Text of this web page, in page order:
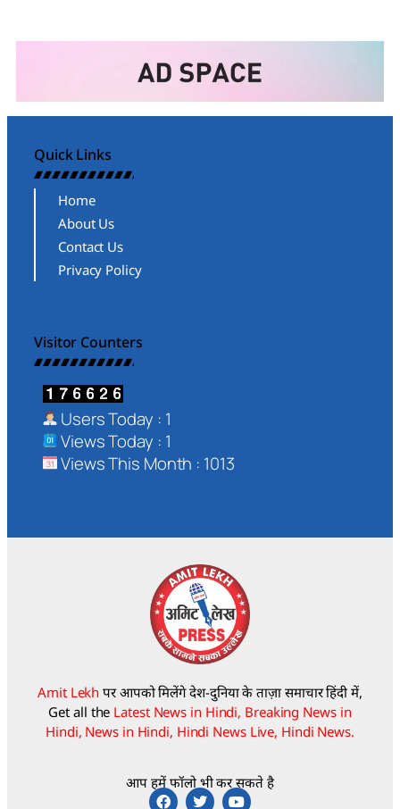
Quick Links
Home
About Us
Contact Us
Privacy Policy
Visitor Counters
Users Today : 1
Views Today : 1
Views This Month : 1013
Amit Lekh पर आपको मिलेंगे देश-दुनिया के ताज़ा समाचार हिंदी में,
Get all the Latest News in Hindi, Breaking News in
Hindi, News in Hindi, Hindi News Live, Hindi News.
आप हमें फॉलो भी कर सकते है